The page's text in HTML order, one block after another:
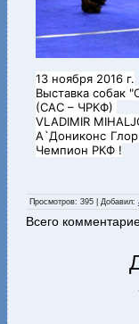
13 ноября 2016 г.
Выставка собак
(СAC – ЧРКФ)
VLADIMIR
А`Дониконс
Чемпион РКФ !
Просмотров: 395 | Добавил:
Всего